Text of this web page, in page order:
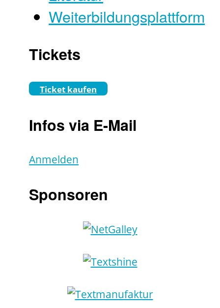
Weiterbildungsplattform
Tickets
Ticket kaufen
Infos via E-Mail
Anmelden
Sponsoren